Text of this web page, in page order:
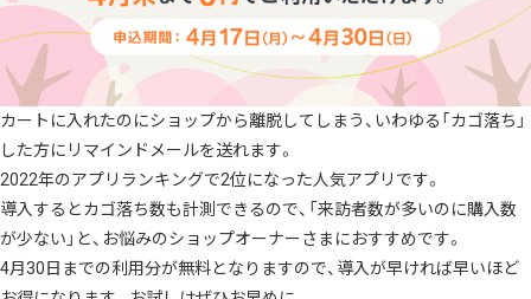
カートに入れたのにショップから離脱してしまう、いわゆる「カゴ落ち」
した方にリマインドメールを送れます。
2022年のアプリランキングで2位になった人気アプリです。
導入するとカゴ落ち数も計測できるので、「来訪者数が多いのに購入数
が少ない」と、お悩みのショップオーナーさまにおすすめです。
4月30日までの利用分が無料となりますので、導入が早ければ早いほど